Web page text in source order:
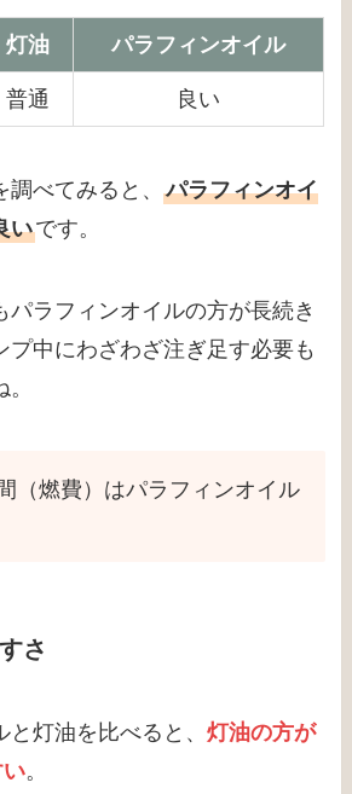
灯油 パラフィンオイル
普通 良い
調べてみると、パラフィンオイ
いです。
パラフィンオイルの方が長続き
プ中にわざわざ注ぎ足す必要も
（燃費）はパラフィンオイル
さ
と灯油を比べると、灯油の方が
。